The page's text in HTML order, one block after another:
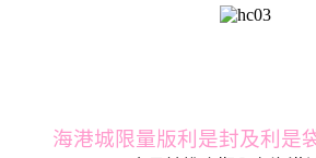
海港城限量版利是封及利是